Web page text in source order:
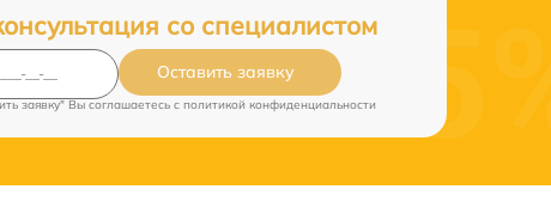
со специалистом
Оставить заявку
заявку" Вы соглашаетесь c политикой конфиденциальности